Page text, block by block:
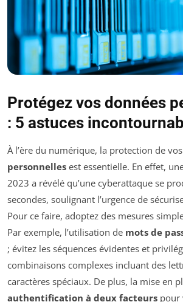
Protégez vos données
: 5 astuces
À l’ère du numérique, la protection de vos
personnelles est essentielle. En effet,
2023 a révélé qu’une cyberattaque se
secondes, soulignant l’urgence de
Pour ce faire, adoptez des mesures
Par exemple, l’utilisation de mots de
; évitez les séquences évidentes et
combinaisons complexes incluant des
caractères spéciaux. De plus, la mise en
authentification à deux facteurs pour